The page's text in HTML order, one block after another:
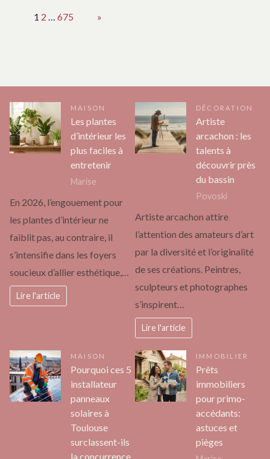
1 2 675 »
MAISON
Les plantes
d’intérieur les
plus faciles à
entretenir
Marise
En 2026, l’engouement pour
les plantes d’intérieur ne
faiblit pas, au contraire, il
s’intensifie dans les foyers
soucieux d’allier esthétique,…
Lire l'article
DÉCORATION
Artiste
arcachon : les
talents à
découvrir près
du bassin
Povoski
Artiste arcachon attire
l’attention des amateurs d’art
par la diversité et l’originalité
de ses créations. Peintres,
sculpteurs et photographes
s’inspirent…
Lire l'article
MAISON
Pourquoi ces 5
installateur
panneaux
solaires à
Toulouse
surclassent-ils
la concurrence
IMMOBILIER
Prêts
immobiliers
pour primo-
accédants:
astuces et
pièges